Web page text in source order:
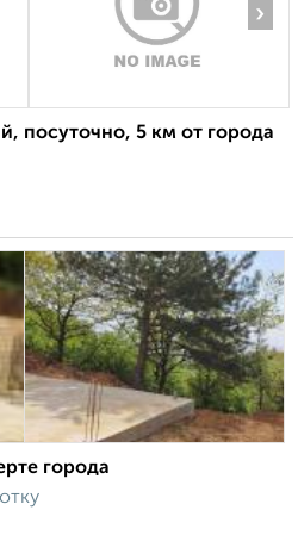
›
посуточно, 5 км от города
города